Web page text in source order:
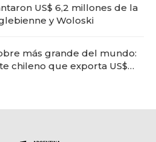
US$ 6,2 millones de la
y Woloski
más grande del mundo:
chileno que exporta US$